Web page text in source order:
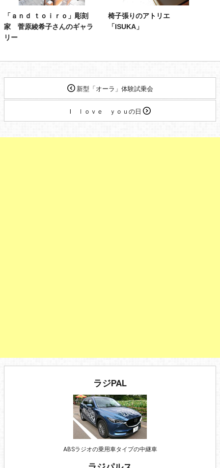
「ａｎｄ ｔｏｉｒｏ」彫刻
家 菅原綾希子さんのギャラ
リー
椅子張りのアトリエ
「ISUKA」
新型「オーラ」体験試乗会
Ⅰ ｌｏｖｅ ｙｏｕの日
ラジPAL
ABSラジオの乗用車タイプの中継車